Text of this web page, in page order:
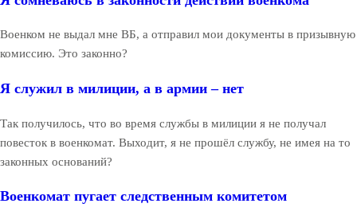
Военком не выдал мне ВБ, а отправил мои документы в призывную
комиссию. Это законно?
Я служил в милиции, а в армии – нет
Так получилось, что во время службы в милиции я не получал
повесток в военкомат. Выходит, я не прошёл службу, не имея на то
законных оснований?
Военкомат пугает следственным комитетом